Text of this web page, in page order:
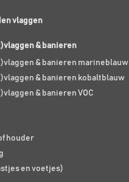
vlaggen
& banieren
& banieren marineblauw
& banieren kobaltblauw
& banieren VOC
houder
en voetjes)